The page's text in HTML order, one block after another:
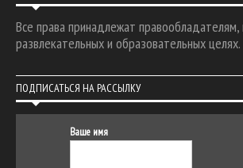
Все права принадлежат
развлекательных и образовательных целях.
ПОДПИСАТЬСЯ НА РАССЫЛКУ
Ваше имя